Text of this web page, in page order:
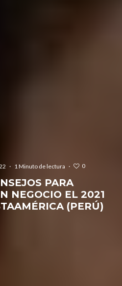
· 1 Minuto de lectura · 0
PARA
NEGOCIO EL 2021
(PERÚ)